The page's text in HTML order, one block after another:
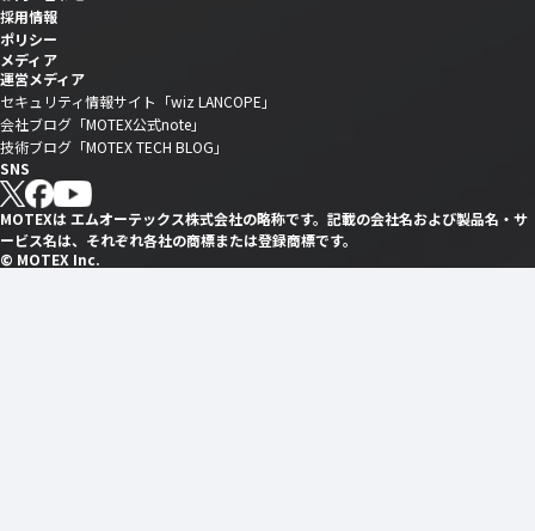
採用情報
ポリシー
メディア
運営メディア
セキュリティ情報サイト「wiz LANCOPE」
会社ブログ「MOTEX公式note」
技術ブログ「MOTEX TECH BLOG」
SNS
MOTEXは エムオーテックス株式会社の略称です。記載の会社名および製品名・サ
ービス名は、それぞれ各社の商標または登録商標です。
© MOTEX Inc.